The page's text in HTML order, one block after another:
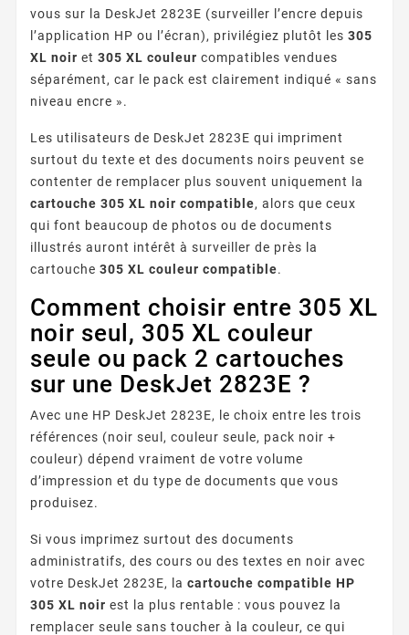
vous sur la DeskJet 2823E (surveiller l’encre depuis
l’application HP ou l’écran), privilégiez plutôt les 305
XL noir et 305 XL couleur compatibles vendues
séparément, car le pack est clairement indiqué « sans
niveau encre ».
Les utilisateurs de DeskJet 2823E qui impriment
surtout du texte et des documents noirs peuvent se
contenter de remplacer plus souvent uniquement la
cartouche 305 XL noir compatible, alors que ceux
qui font beaucoup de photos ou de documents
illustrés auront intérêt à surveiller de près la
cartouche 305 XL couleur compatible.
Comment choisir entre 305 XL
noir seul, 305 XL couleur
seule ou pack 2 cartouches
sur une DeskJet 2823E ?
Avec une HP DeskJet 2823E, le choix entre les trois
références (noir seul, couleur seule, pack noir +
couleur) dépend vraiment de votre volume
d’impression et du type de documents que vous
produisez.
Si vous imprimez surtout des documents
administratifs, des cours ou des textes en noir avec
votre DeskJet 2823E, la cartouche compatible HP
305 XL noir est la plus rentable : vous pouvez la
remplacer seule sans toucher à la couleur, ce qui